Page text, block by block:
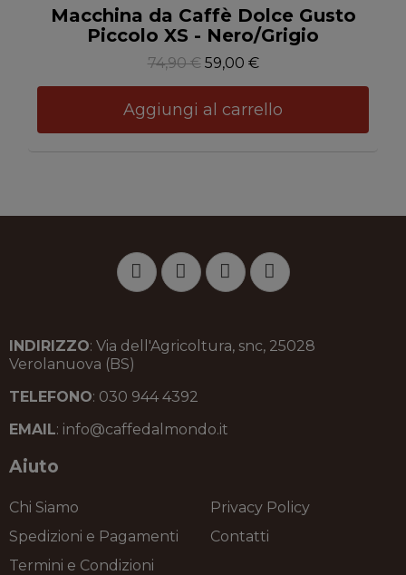
Anteprima
Macchina da Caffè Dolce Gusto
Piccolo XS - Nero/Grigio
74,90 € 59,00 €
Aggiungi al carrello
INDIRIZZO: Via dell'Agricoltura, snc, 25028
Verolanuova (BS)
TELEFONO: 030 944 4392
EMAIL: info@caffedalmondo.it
Aiuto
Chi Siamo
Spedizioni e Pagamenti
Termini e Condizioni
Privacy Policy
Contatti